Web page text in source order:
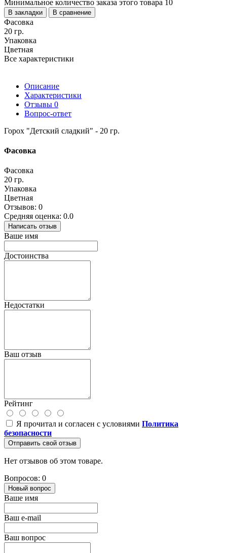
Минимальное количество заказа этого товара 10
В закладки В сравнение
Фасовка
20 гр.
Упаковка
Цветная
Все характеристики
Описание
Характеристики
Отзывы 0
Вопрос-ответ
Горох "Детский сладкий" - 20 гр.
Фасовка
Фасовка
20 гр.
Упаковка
Цветная
Отзывов: 0
Средняя оценка: 0.0
Написать отзыв
Ваше имя
Достоинства
Недостатки
Ваш отзыв
Рейтинг
Я прочитал и согласен с условиями Политика
безопасности
Отправить свой отзыв
Нет отзывов об этом товаре.
Вопросов: 0
Новый вопрос
Ваше имя
Ваш e-mail
Ваш вопрос